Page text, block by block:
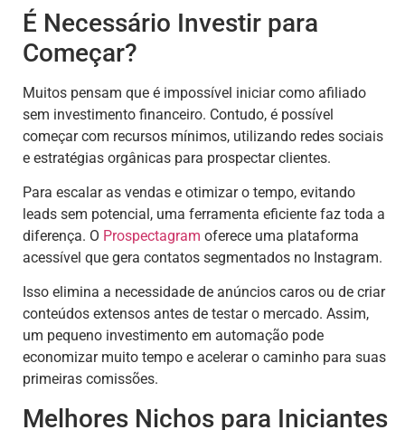
É Necessário Investir para
Começar?
Muitos pensam que é impossível iniciar como afiliado
sem investimento financeiro. Contudo, é possível
começar com recursos mínimos, utilizando redes sociais
e estratégias orgânicas para prospectar clientes.
Para escalar as vendas e otimizar o tempo, evitando
leads sem potencial, uma ferramenta eficiente faz toda a
diferença. O Prospectagram oferece uma plataforma
acessível que gera contatos segmentados no Instagram.
Isso elimina a necessidade de anúncios caros ou de criar
conteúdos extensos antes de testar o mercado. Assim,
um pequeno investimento em automação pode
economizar muito tempo e acelerar o caminho para suas
primeiras comissões.
Melhores Nichos para Iniciantes